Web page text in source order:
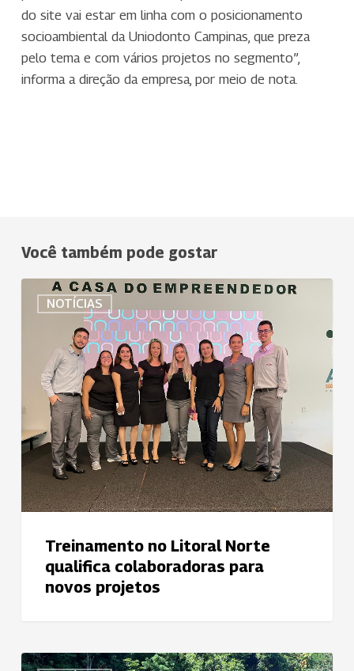
do site vai estar em linha com o posicionamento
socioambiental da Uniodonto Campinas, que preza
pelo tema e com vários projetos no segmento”,
informa a direção da empresa, por meio de nota.
Você também pode gostar
NOTÍCIAS
Treinamento
qualifica
colaboradoras
para
novos
projetos
Treinamento no Litoral Norte
qualifica colaboradoras para
novos projetos
Marca